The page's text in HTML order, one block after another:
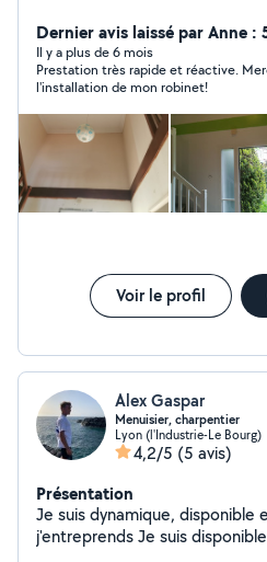
Dernier avis laissé par Anne :
Il y a plus de 6 mois
Prestation très rapide et réactive.
l'installation de mon robinet!
Voir le profil
Alex Gaspar
Menuisier, charpentier
Lyon (l'Industrie-Le Bourg)
4,2/5 (5 avis)
Présentation
Je suis dynamique, disponible
j'entreprends Je suis disponible pour effectuer vos